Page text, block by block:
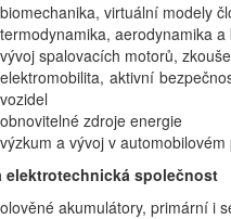
biomechanika, virtuální modely
termodynamika, aerodynamika
vývoj spalovacích motorů,
elektromobilita, aktivní
vozidel
obnovitelné zdroje energie
výzkum a vývoj v
elektrotechnická společnost
olověné akumulátory, primární i